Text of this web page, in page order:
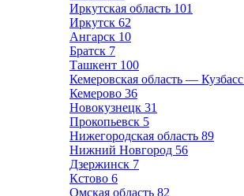
Иркутская область 101
Иркутск 62
Ангарск 10
Братск 7
Ташкент 100
Кемеровская область — Кузбасс
Кемерово 36
Новокузнецк 31
Прокопьевск 5
Нижегородская область 89
Нижний Новгород 56
Дзержинск 7
Кстово 6
Омская область 82